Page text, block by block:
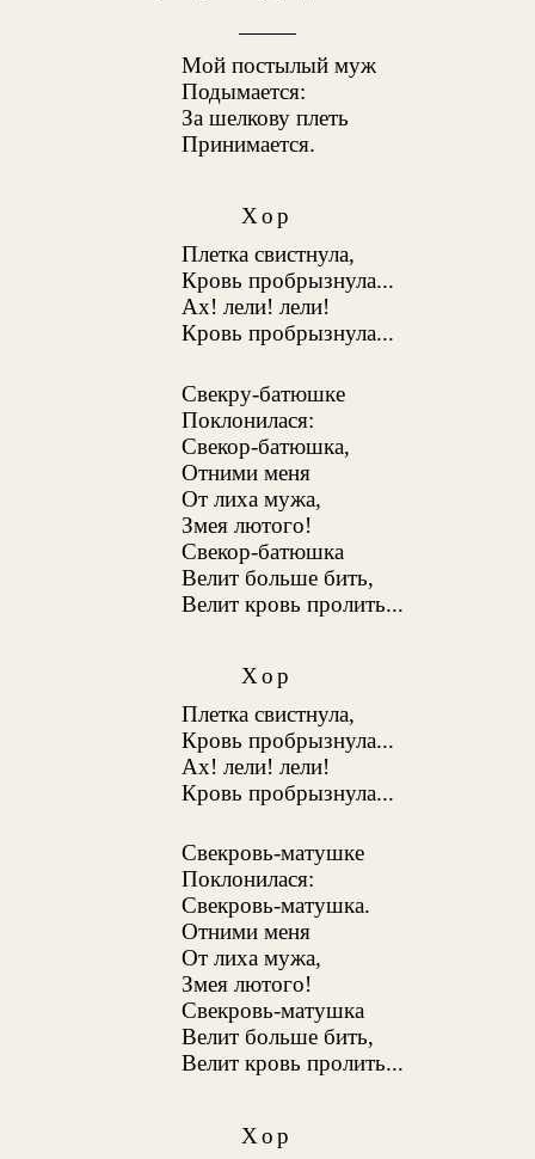
Мой постылый муж
Подымается:
За шелкову плеть
Принимается.
Хор
Плетка свистнула,
Кровь пробрызнула...
Ах! лели! лели!
Кровь пробрызнула...
Свекру-батюшке
Поклонилася:
Свекор-батюшка,
Отними меня
От лиха мужа,
Змея лютого!
Свекор-батюшка
Велит больше бить,
Велит кровь пролить...
Хор
Плетка свистнула,
Кровь пробрызнула...
Ах! лели! лели!
Кровь пробрызнула...
Свекровь-матушке
Поклонилася:
Свекровь-матушка.
Отними меня
От лиха мужа,
Змея лютого!
Свекровь-матушка
Велит больше бить,
Велит кровь пролить...
Хор